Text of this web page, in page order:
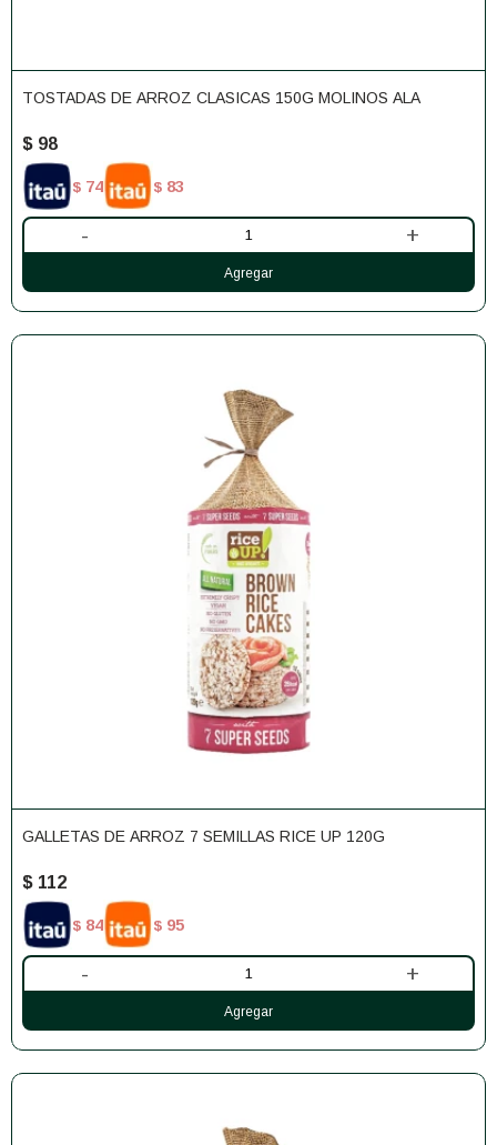
TOSTADAS DE ARROZ CLASICAS 150G MOLINOS ALA
$ 98
$ 74 $ 83
- +
GALLETAS DE ARROZ 7 SEMILLAS RICE UP 120G
$ 112
$ 84 $ 95
- +